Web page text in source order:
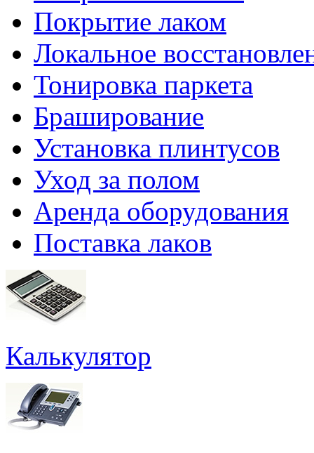
Покрытие лаком
Локальное
Тонировка паркета
Браширование
Установка плинтусов
Уход за полом
Аренда оборудования
Поставка лаков
Калькулятор